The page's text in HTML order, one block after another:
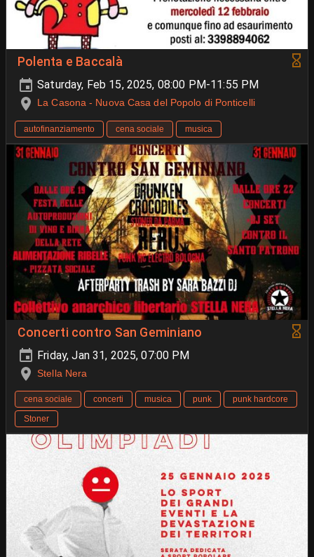
Polenta e Baccalà
Saturday, Feb 15, 2025, 08:00 PM-11:55 PM
La Casona - Nuova Casa del Popolo di Ponticelli
autofinanziamento cena sociale musica
Concerti contro San Geminiano
Friday, Jan 31, 2025, 07:00 PM
Stella Nera
cena sociale concerti musica punk
punk hardcore
Stoner